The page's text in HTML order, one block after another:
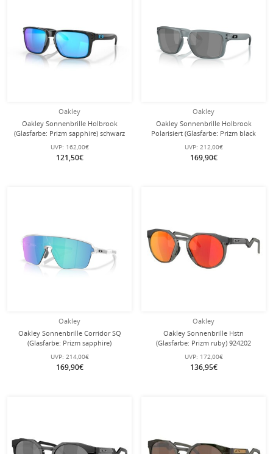
Oakley
Oakley Sonnenbrille Holbrook
(Glasfarbe: Prizm sapphire) schwarz
glänzend - 1 Brille
UVP: 162,00€
121,50€
Oakley
Oakley Sonnenbrille Holbrook
Polarisiert (Glasfarbe: Prizm black
polarized) crystal grau matt - 1 Brille
UVP: 212,00€
169,90€
Oakley
Oakley Sonnenbrille Corridor SQ
(Glasfarbe: Prizm sapphire)
transparent matt - 1 Brille
UVP: 214,00€
169,90€
Oakley
Oakley Sonnenbrille Hstn
(Glasfarbe: Prizm ruby) 924202
carbongrau matt - 1 Brille
UVP: 172,00€
136,95€